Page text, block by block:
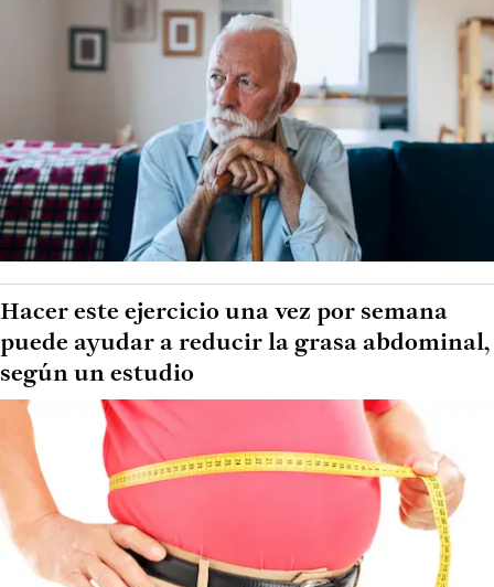
Hacer este ejercicio una vez por semana
puede ayudar a reducir la grasa abdominal,
según un estudio